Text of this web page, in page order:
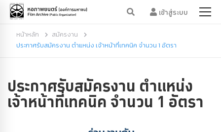
เข้าสู่ระบบ
หน้าหลัก
สมัครงาน
ประกาศรับสมัครงาน ตำแหน่ง เจ้าหน้าที่เทคนิค จำนวน 1 อัตรา
ประกาศรับสมัครงาน ตำแหน่ง
เจ้าหน้าที่เทคนิค จำนวน 1 อัตรา